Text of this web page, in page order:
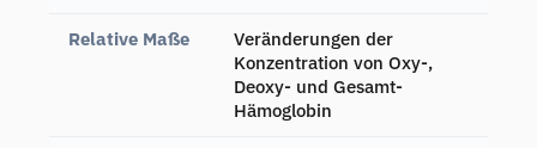
Relative Maße
Veränderungen der
Konzentration von Oxy-,
Deoxy- und Gesamt-
Hämoglobin